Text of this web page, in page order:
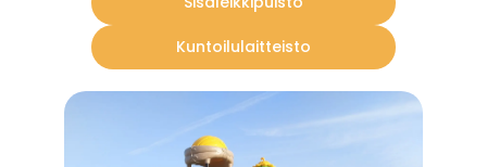
Kuntoilulaitteisto